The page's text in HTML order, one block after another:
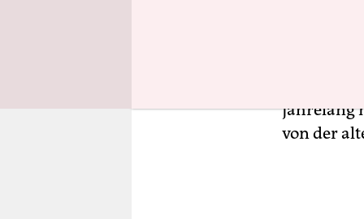
dass das
ein
jahrelang
von der